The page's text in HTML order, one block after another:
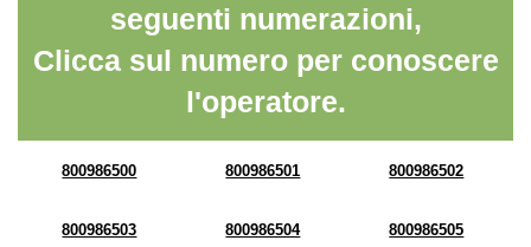
seguenti numerazioni,
Clicca sul numero per conoscere
l'operatore.
800986500 800986501 800986502
800986503 800986504 800986505